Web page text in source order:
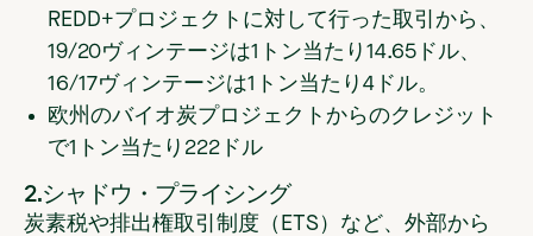
REDD+プロジェクトに対して行った取引から、
19/20ヴィンテージは1トン当たり14.65ドル、
16/17ヴィンテージは1トン当たり4ドル。
欧州のバイオ炭プロジェクトからのクレジット
で1トン当たり222ドル
2.シャドウ・プライシング
炭素税や排出権取引制度（ETS）など、外部から